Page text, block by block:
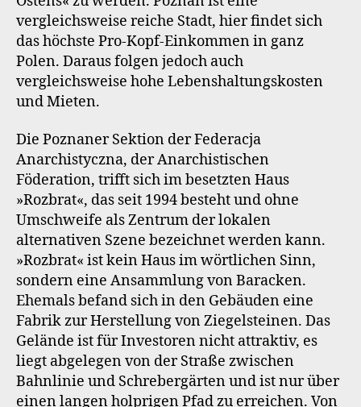
vergleichsweise reiche Stadt, hier findet sich
das höchste Pro-Kopf-Einkommen in ganz
Polen. Daraus folgen jedoch auch
vergleichsweise hohe Lebenshaltungskosten
und Mieten.
Die Poznaner Sektion der Federacja
Anarchistyczna, der Anarchistischen
Föderation, trifft sich im besetzten Haus
»Rozbrat«, das seit 1994 besteht und ohne
Umschweife als Zentrum der lokalen
alternativen Szene bezeichnet werden kann.
»Rozbrat« ist kein Haus im wörtlichen Sinn,
sondern eine Ansammlung von Baracken.
Ehemals befand sich in den Gebäuden eine
Fabrik zur Herstellung von Ziegelsteinen. Das
Gelände ist für Investoren nicht attraktiv, es
liegt abgelegen von der Straße zwischen
Bahnlinie und Schrebergärten und ist nur über
einen langen holprigen Pfad zu erreichen. Von